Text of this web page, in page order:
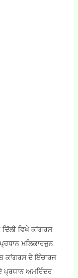
ਵਿਖੇ ਕਾਂਗਰਸ
ਮਲਿਕਾਰਜੁਨ
ਕਾਂਗਰਸ ਦੇ ਇੰਚਾਰਜ
ਪ੍ਰਧਾਨ ਅਮਰਿੰਦਰ